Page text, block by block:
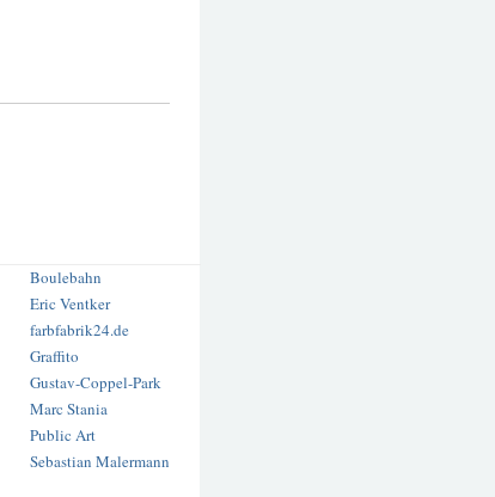
Boulebahn
Eric Ventker
farbfabrik24.de
Graffito
Gustav-Coppel-Park
Marc Stania
Public Art
Sebastian Malermann